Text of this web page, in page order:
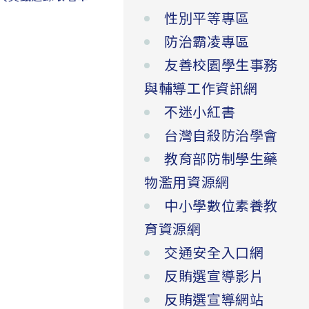
性別平等專區
防治霸凌專區
友善校園學生事務
與輔導工作資訊網
不迷小紅書
台灣自殺防治學會
教育部防制學生藥
物濫用資源網
中小學數位素養教
育資源網
交通安全入口網
反賄選宣導影片
反賄選宣導網站